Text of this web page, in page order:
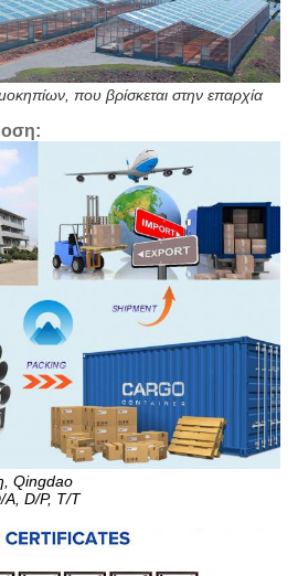
που βρίσκεται στην επαρχία
Qingdao
A, D/P, T/T